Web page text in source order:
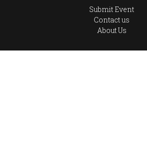
Submit Event
Contact us
About Us